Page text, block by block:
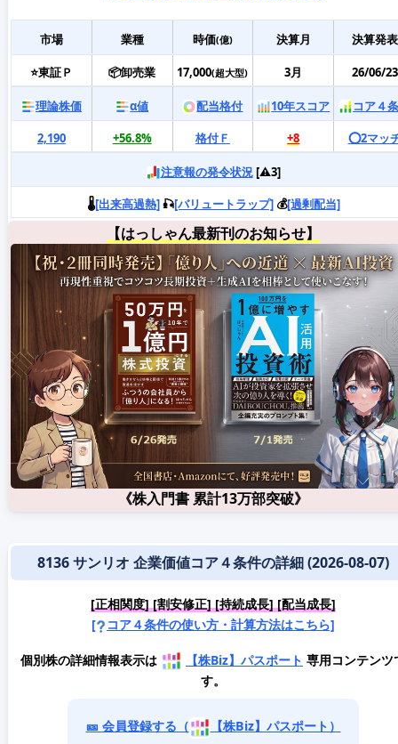
市場 業種 時価(億) 決算月 決算発表
⭐東証Ｐ 📦卸売業 17,000(超大型) 3月 26/06/23
理論株価 α値 配当格付 10年スコア
コア４
2,190
+56.8% 格付Ｆ +8 ⭕️2マッ
注意報の発令状況[⚠️3]
🌡️[出来高過熱]🎣[バリュートラップ]💰[過剰配当]
【はっしゃん最新刊のお知らせ】
《株入門書 累計13万部突破》
8136 サンリオ 企業価値コア４条件の詳細 (2026-08-07)
[正相関度] [割安修正] [持続成長] [配当成長]
[
コア４条件の使い方・計算方法はこちら]
個別株の詳細情報表示は 【株Biz】パスポート 専用コンテンツ
す。
🎫 会員登録する（ 【株Biz】パスポート）